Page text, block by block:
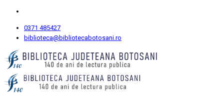
0371 485427
biblioteca@bibliotecabotosani.ro